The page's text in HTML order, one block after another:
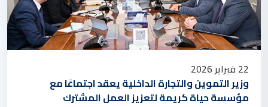
22 فبراير 2026
وزير التموين والتجارة الداخلية يعقد اجتماعًا مع
مؤسسة حياة كريمة لتعزيز العمل المشترك